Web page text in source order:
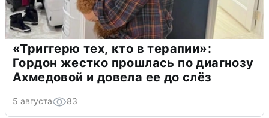
«Триггерю тех, кто в терапии»:
Гордон жестко прошлась по диагнозу
Ахмедовой и довела ее до слёз
5 августа 83